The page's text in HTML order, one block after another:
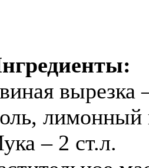
вырезка
лимонный
– 2 ст.л.